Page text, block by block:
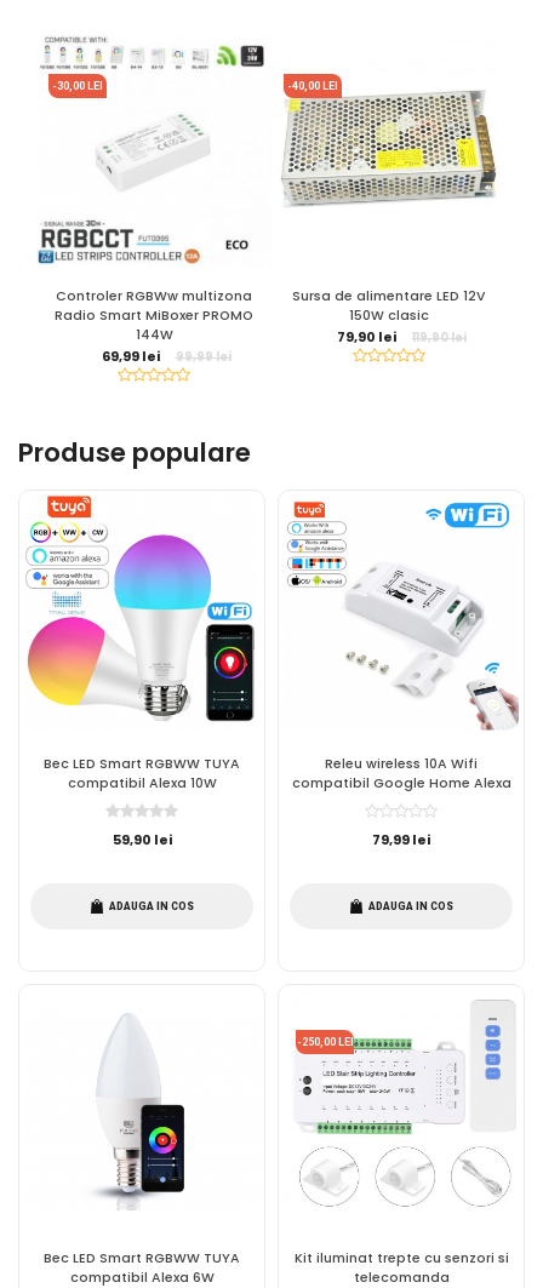
-30,00 LEI
Controler RGBWw multizona
Radio Smart MiBoxer PROMO
144W
69,99 lei
99,99 lei
-40,00 LEI
Sursa de alimentare LED 12V
150W clasic
79,90 lei
119,90 lei
Produse populare
Bec LED Smart RGBWW TUYA
compatibil Alexa 10W
59,90 lei
ADAUGA IN COS
Releu wireless 10A Wifi
compatibil Google Home Alexa
79,99 lei
ADAUGA IN COS
Bec LED Smart RGBWW TUYA
compatibil Alexa 6W
-250,00 LEI
Kit iluminat trepte cu senzori si
telecomanda